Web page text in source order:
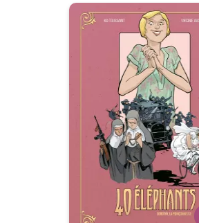
40 éléphants
Vol. 03/3
Date de
06/02/2019
Dans le Londres des
1920, le crime est une
femmes.
Autres tomes